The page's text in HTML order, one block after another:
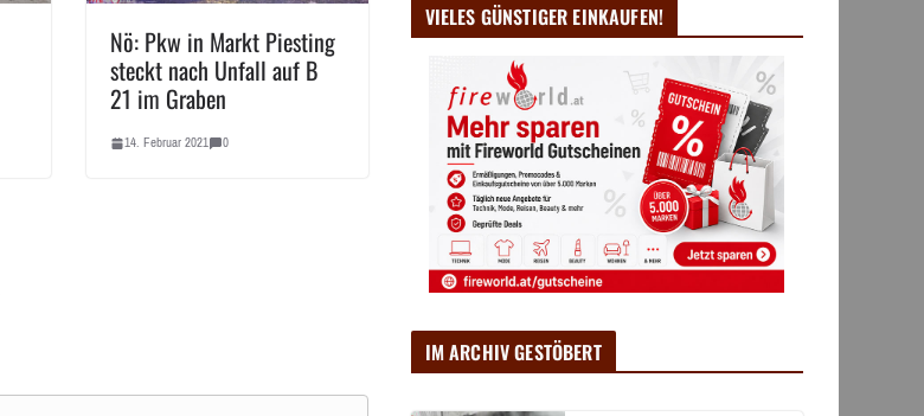
Nö: Pkw in Markt Piesting
steckt nach Unfall auf B
21 im Graben
14. Februar 2021 0
VIELES GÜNSTIGER EINKAUFEN!
IM ARCHIV GESTÖBERT